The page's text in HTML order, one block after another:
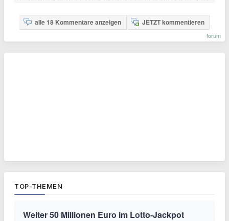
alle 18 Kommentare anzeigen JETZT kommentieren
forum
TOP-THEMEN
Weiter 50 Millionen Euro im Lotto-Jackpot